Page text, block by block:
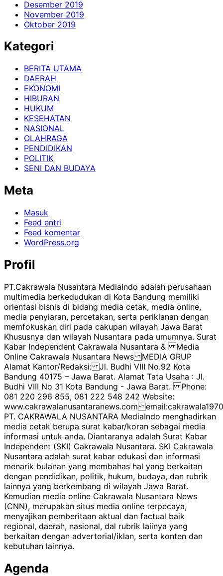
Desember 2019
November 2019
Oktober 2019
Kategori
BERITA UTAMA
DAERAH
EKONOMI
HIBURAN
HUKUM
KESEHATAN
NASIONAL
OLAHRAGA
PENDIDIKAN
POLITIK
SENI DAN BUDAYA
Meta
Masuk
Feed entri
Feed komentar
WordPress.org
Profil
PT.Cakrawala Nusantara MediaIndo adalah perusahaan
multimedia berkedudukan di Kota Bandung memiliki
orientasi bisnis di bidang media cetak, media online,
media penyiaran, percetakan, serta periklanan dengan
memfokuskan diri pada cakupan wilayah Jawa Barat
Khususnya dan wilayah Nusantara pada umumnya. Surat
Kabar Independent Cakrawala Nusantara & Media
Online Cakrawala Nusantara News MEDIA GRUP
Alamat Kantor/Redaksi: Jl. Budhi VIII No.92 Kota
Bandung 40175 – Jawa Barat. Alamat Tata Usaha : Jl.
Budhi VIII No 31 Kota Bandung - Jawa Barat. Phone:
081 220 296 855, 081 222 548 242 Website:
www.cakrawalanusantaranews.com
PT. CAKRAWALA NUSANTARA MediaIndo menghadirkan
media cetak berupa surat kabar/koran sebagai media
informasi untuk anda. Diantaranya adalah Surat Kabar
Independent (SKI) Cakrawala Nusantara. SKI Cakrawala
Nusantara adalah surat kabar edukasi dan informasi
menarik bulanan yang membahas hal yang berkaitan
dengan pendidikan, politik, hukum, budaya, dan rubrik
lainnya yang berkembang di wilayah Jawa Barat.
Kemudian media online Cakrawala Nusantara News
(CNN), merupakan situs media online terpecaya,
menyajikan pemberitaan aktual dan factual baik
regional, daerah, nasional, dal rubrik laiinya yang
berkaitan dengan advertorial/iklan, serta konten dan
kebutuhan lainnya.
Agenda